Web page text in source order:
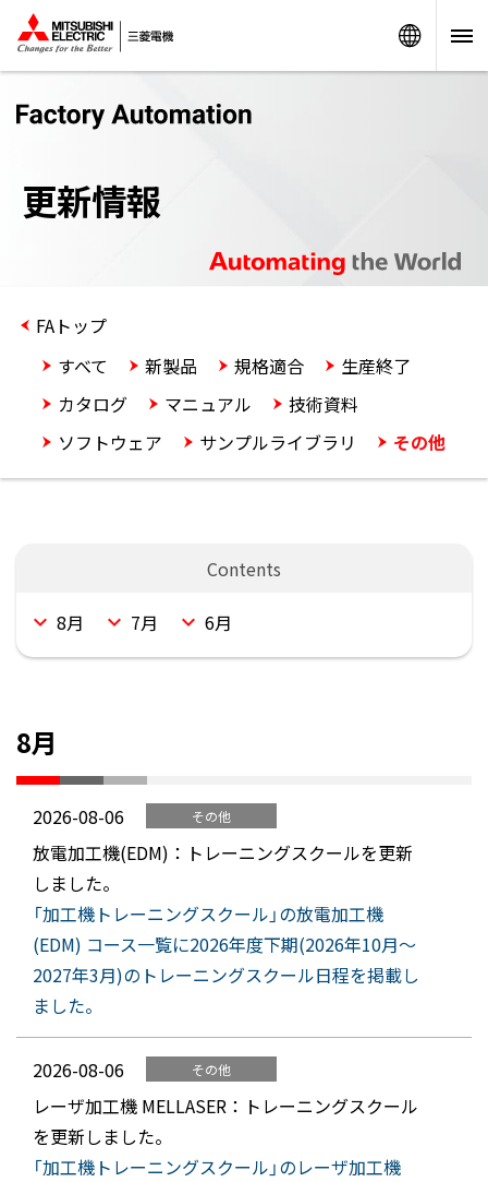
更新情報
FAトップ
すべて
新製品 規格適合
生産終了
カタログ
マニュアル
技術資料
ソフトウェア
サンプルライブラリ その他
8月 7月 6月
8月
2026-08-06 その他
放電加工機(EDM)：トレーニングスクールを更新
しました。
「加工機トレーニングスクール」の放電加工機
(EDM) コース一覧に2026年度下期(2026年10月～
2027年3月)のトレーニングスクール日程を掲載し
ました。
2026-08-06 その他
レーザ加工機 MELLASER：トレーニングスクール
を更新しました。
「加工機トレーニングスクール」のレーザ加工機